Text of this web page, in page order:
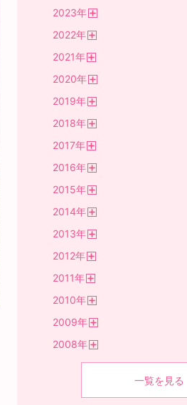
2023年
2022年
2021年
2020年
2019年
2018年
2017年
2016年
2015年
2014年
2013年
2012年
2011年
2010年
2009年
2008年
一覧を見る